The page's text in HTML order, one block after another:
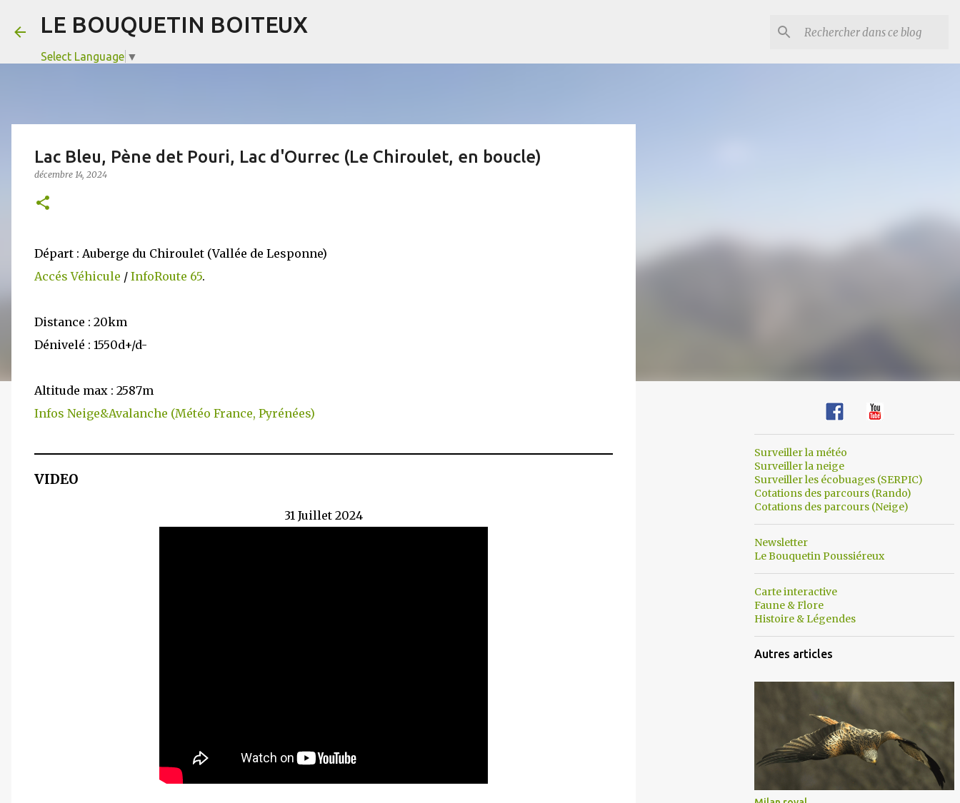
LE BOUQUETIN BOITEUX
Select Language ▼
Lac Bleu, Pène det Pouri, Lac d'Ourrec (Le Chiroulet, en boucle)
décembre 14, 2024
Départ : Auberge du Chiroulet (Vallée de Lesponne)
Accés Véhicule / InfoRoute 65.
Distance : 20km
Dénivelé : 1550d+/d-
Altitude max : 2587m
Infos Neige&Avalanche (Météo France, Pyrénées)
VIDEO
31 Juillet 2024
Surveiller la météo
Surveiller la neige
Surveiller les écobuages (SERPIC)
Cotations des parcours (Rando)
Cotations des parcours (Neige)
Newsletter
Le Bouquetin Poussiéreux
Carte interactive
Faune & Flore
Histoire & Légendes
Autres articles